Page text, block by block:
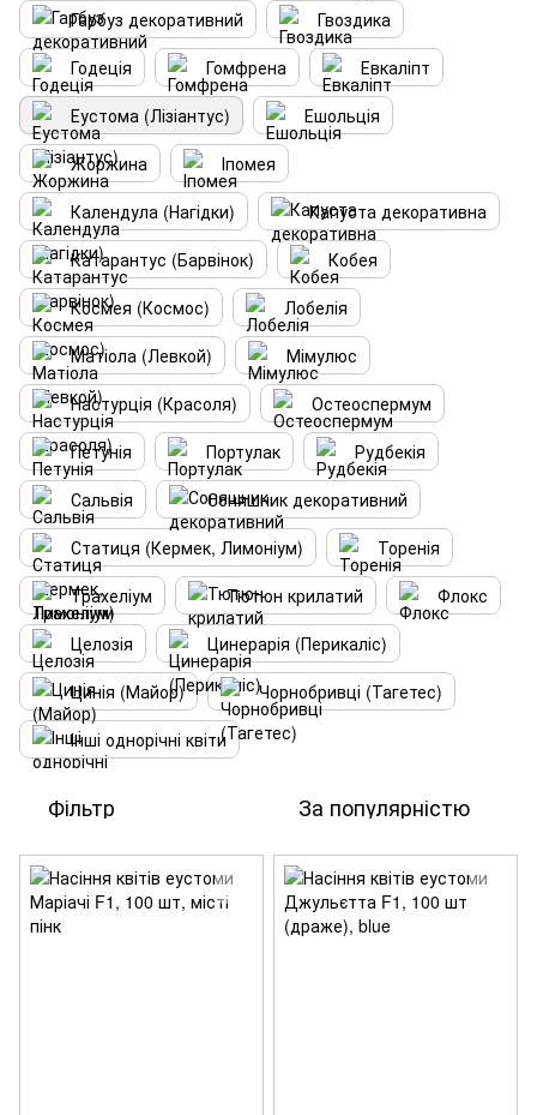
Гарбуз декоративний
Гвоздика
Годеція
Гомфрена
Евкаліпт
Еустома (Лізіантус)
Ешольція
Жоржина
Іпомея
Календула (Нагідки)
Капуста декоративна
Катарантус (Барвінок)
Кобея
Космея (Космос)
Лобелія
Матіола (Левкой)
Мімулюс
Настурція (Красоля)
Остеоспермум
Петунія
Портулак
Рудбекія
Сальвія
Соняшник декоративний
Статиця (Кермек, Лимоніум)
Торенія
Трахеліум
Тютюн крилатий
Флокс
Целозія
Цинерарія (Перикаліс)
Цинія (Майор)
Чорнобривці (Тагетес)
Інші однорічні квіти
Фільтр За популярністю